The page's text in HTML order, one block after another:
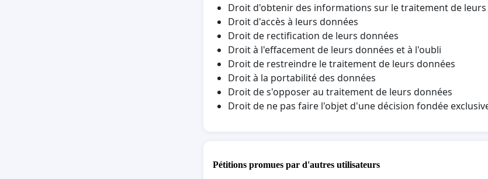
Droit d'obtenir des informations sur le traitement de
Droit d'accès à leurs données
Droit de rectification de leurs données
Droit à l'effacement de leurs données et à l'oubli
Droit de restreindre le traitement de leurs données
Droit à la portabilité des données
Droit de s'opposer au traitement de leurs données
Droit de ne pas faire l'objet d'une décision fondée
Pétitions promues par d'autres utilisateurs